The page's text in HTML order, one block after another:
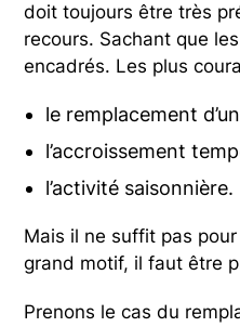
doit toujours être très
recours. Sachant que
encadrés. Les plus
le remplacement
l’accroissement
l’activité saisonnière.
Mais il ne suffit pas pour
grand motif, il faut être
Prenons le cas du